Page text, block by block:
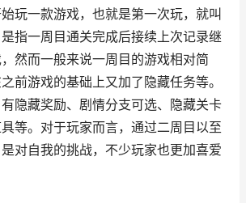
玩一款游戏，也就是第一次玩，就叫
指一周目通关完成后接续上次记录继
然而一般来说一周目的游戏相对简
前游戏的基础上又加了隐藏任务等。
隐藏奖励、剧情分支可选、隐藏关卡
等。对于玩家而言，通过二周目以至
对自我的挑战，不少玩家也更加喜爱